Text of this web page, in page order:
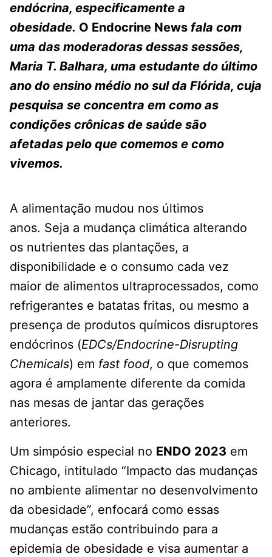
endócrina, especificamente a
obesidade. O Endocrine News fala com
uma das moderadoras dessas sessões,
Maria T. Balhara, uma estudante do último
ano do ensino médio no sul da Flórida, cuja
pesquisa se concentra em como as
condições crônicas de saúde são
afetadas pelo que comemos e como
vivemos.
A alimentação mudou nos últimos
anos. Seja a mudança climática alterando
os nutrientes das plantações, a
disponibilidade e o consumo cada vez
maior de alimentos ultraprocessados, como
refrigerantes e batatas fritas, ou mesmo a
presença de produtos químicos disruptores
endócrinos (EDCs/Endocrine-Disrupting
Chemicals) em fast food, o que comemos
agora é amplamente diferente da comida
nas mesas de jantar das gerações
anteriores.
Um simpósio especial no ENDO 2023 em
Chicago, intitulado “Impacto das mudanças
no ambiente alimentar no desenvolvimento
da obesidade”, enfocará como essas
mudanças estão contribuindo para a
epidemia de obesidade e visa aumentar a